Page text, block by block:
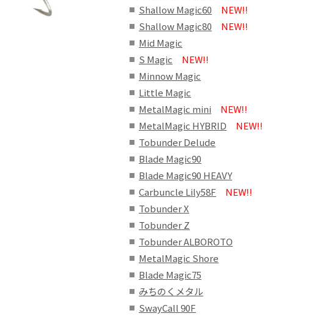
Shallow Magic60
NEW!!
Shallow Magic80
NEW!!
Mid Magic
S Magic
NEW!!
Minnow Magic
Little Magic
MetalMagic mini
NEW!!
MetalMagic HYBRID
NEW!!
Tobunder Delude
Blade Magic90
Blade Magic90 HEAVY
Carbuncle Lily58F
NEW!!
Tobunder X
Tobunder Z
Tobunder ALBOROTO
MetalMagic Shore
Blade Magic75
みちのくメタル
SwayCall 90F